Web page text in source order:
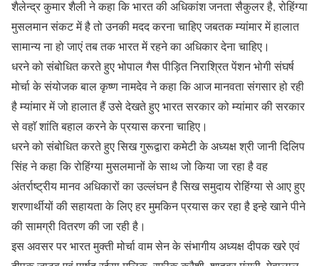
शैलेन्द्र कुमार शैली ने कहा कि भारत की अधिकांश जनता सैकुलर है, रोहिंग्या
मुसलमान संकट में है तो उनकी मदद करना चाहिए जबतक म्यांमार में हालात
सामान्य ना हो जाएं तब तक भारत में रहने का अधिकार देना चाहिए।
धरने को संबोधित करते हुए भोपाल गैस पीड़ित निराश्रित पेंशन भोगी संघर्ष
मोर्चा के संयोजक बाल कृष्ण नामदेव ने कहा कि आज मानवता संगसार हो रही
है म्यांमार में जो हालात हैं उसे देखते हुए भारत सरकार को म्यांमार की सरकार
से वहाॅ शांति बहाल करने के प्रयास करना चाहिए।
धरने को संबोधित करते हुए सिख गुरूद्वारा कमेटी के अध्यक्ष श्री जानी दिलिप
सिंह ने कहा कि रोहिंग्या मुसलमानों के साथ जो किया जा रहा है वह
अंतर्राष्ट्रीय मानव अधिकारों का उल्लंघन है सिख समुदाय रोहिंग्या से आए हुए
शरणार्थीयों की सहायता के लिए हर मुमकिन प्रयास कर रहा है इन्हे खाने पीने
की सामग्री वितरण की जा रही है।
इस अवसर पर भारत मुक्ती मोर्चा वाम सेन के संभागीय अध्यक्ष दीपक खरे एवं